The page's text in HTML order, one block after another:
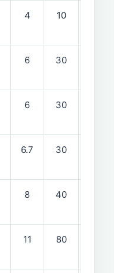
4 10
6 30
6 30
6.7 30
8 40
11 80